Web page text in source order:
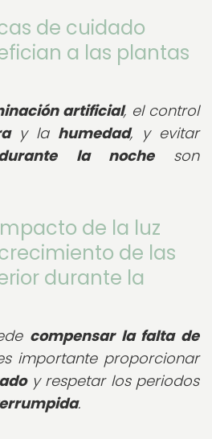
de cuidado
a las plantas
artificial, el control
y la humedad, y evitar
la nocheson
de la luz
de las
durante la
compensar la falta de
importante proporcionar
y respetar los periodos
.